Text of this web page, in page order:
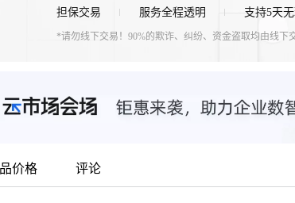
担保交易 服务全程透明 支持5天
*请勿线下交易！90%的欺诈、纠纷、资金盗取均由线下
价格 评论